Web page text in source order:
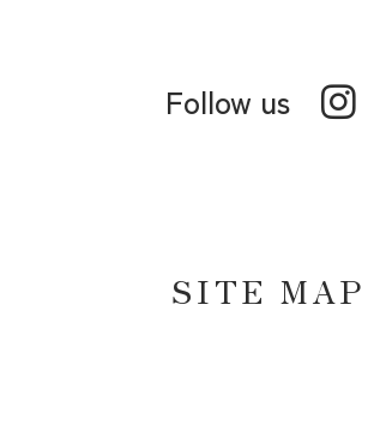
Follow us
SITE MAP